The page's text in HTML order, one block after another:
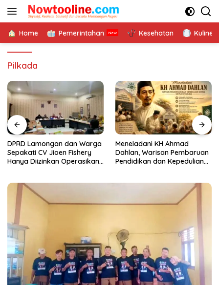
Langsung
Home Pemerintahan Kesehatan Kuliner
Pilkada
DPRD Lamongan dan Warga
Sepakati CV Jioen Fishery
Hanya Diizinkan Operasikan
Meneladani KH Ahmad
Dahlan, Warisan Pembaruan
Pendidikan dan Kepedulian